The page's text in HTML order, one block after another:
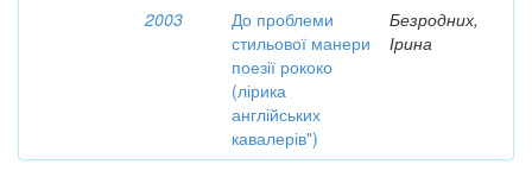
2003
До проблеми
стильової манери
поезії рококо
(лірика
англійських
кавалерів")
Безродних,
Ірина